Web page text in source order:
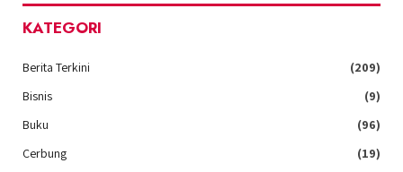
KATEGORI
Berita Terkini
(209)
Bisnis
(9)
Buku
(96)
Cerbung
(19)